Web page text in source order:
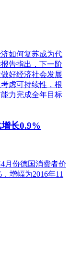
如何复苏成为代
告指出，下一阶
好经济社会发展
虑可持续性，根
力完成全年目标
长0.9%
月份德国消费者价
增幅为2016年11